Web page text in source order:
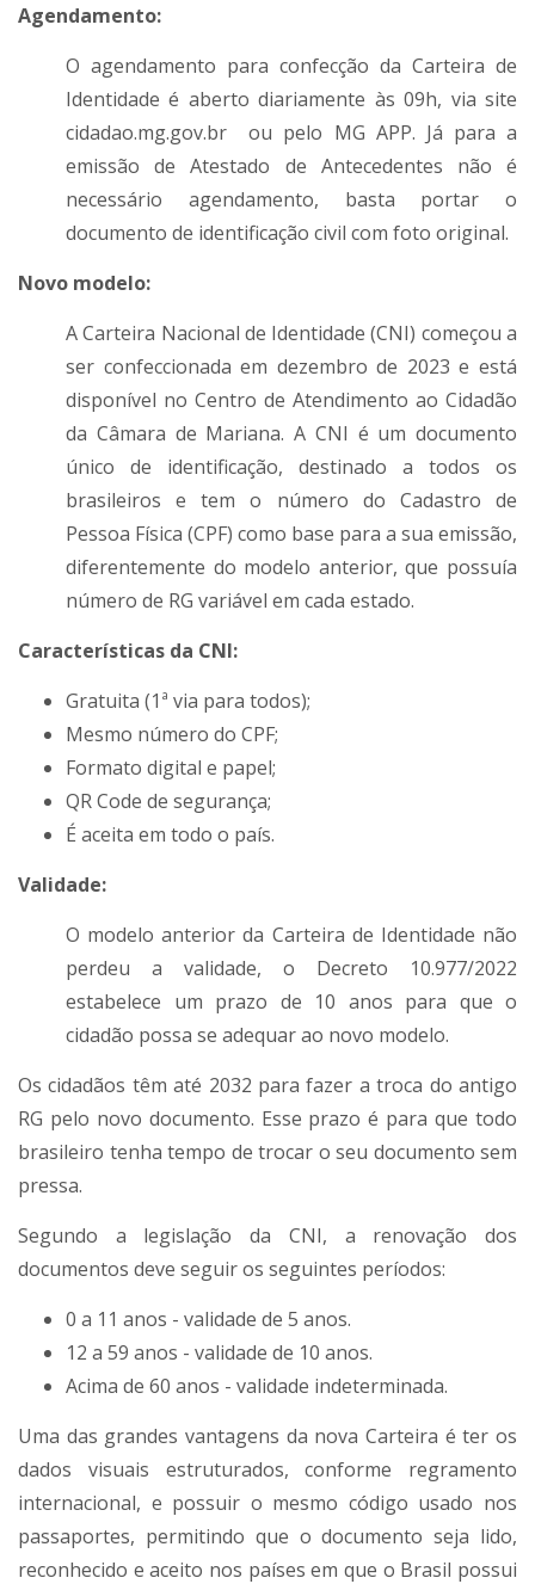
Agendamento:
O agendamento para confecção da Carteira de
Identidade é aberto diariamente às 09h, via site
cidadao.mg.gov.br ou pelo MG APP. Já para a
emissão de Atestado de Antecedentes não é
necessário agendamento, basta portar o
documento de identificação civil com foto original.
Novo modelo:
A Carteira Nacional de Identidade (CNI) começou a
ser confeccionada em dezembro de 2023 e está
disponível no Centro de Atendimento ao Cidadão
da Câmara de Mariana. A CNI é um documento
único de identificação, destinado a todos os
brasileiros e tem o número do Cadastro de
Pessoa Física (CPF) como base para a sua emissão,
diferentemente do modelo anterior, que possuía
número de RG variável em cada estado.
Características da CNI:
Gratuita (1ª via para todos);
Mesmo número do CPF;
Formato digital e papel;
QR Code de segurança;
É aceita em todo o país.
Validade:
O modelo anterior da Carteira de Identidade não
perdeu a validade, o Decreto 10.977/2022
estabelece um prazo de 10 anos para que o
cidadão possa se adequar ao novo modelo.
Os cidadãos têm até 2032 para fazer a troca do antigo
RG pelo novo documento. Esse prazo é para que todo
brasileiro tenha tempo de trocar o seu documento sem
pressa.
Segundo a legislação da CNI, a renovação dos
documentos deve seguir os seguintes períodos:
0 a 11 anos - validade de 5 anos.
12 a 59 anos - validade de 10 anos.
Acima de 60 anos - validade indeterminada.
Uma das grandes vantagens da nova Carteira é ter os
dados visuais estruturados, conforme regramento
internacional, e possuir o mesmo código usado nos
passaportes, permitindo que o documento seja lido,
reconhecido e aceito nos países em que o Brasil possui